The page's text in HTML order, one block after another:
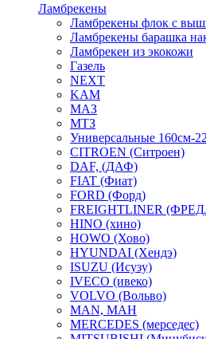
Ламбрекены
Ламбрекены флок с
Ламбрекены барашка
Ламбрекен из экокожи
Газель
NEXT
KAM
МАЗ
МТЗ
Универсальные 160см-
CITROEN (Ситроен)
DAF, (ДАФ)
FIAT (Фиат)
FORD (Форд)
FREIGHTLINER
HINO (хино)
HOWO (Хово)
HYUNDAI (Хендэ)
ISUZU (Исузу)
IVECO (ивеко)
VOLVO (Вольво)
MAN, МАН
MERCEDES (мерседес)